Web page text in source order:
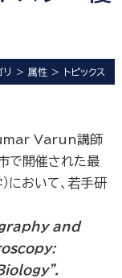
リ 属性 トピックス
Varun講師
開催された最
において、若手研
and